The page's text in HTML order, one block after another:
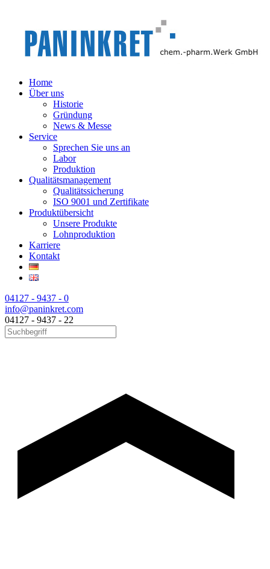
Home
Über uns
Historie
Gründung
News & Messe
Service
Sprechen Sie uns an
Labor
Produktion
Qualitätsmanagement
Qualitätssicherung
ISO 9001 und Zertifikate
Produktübersicht
Unsere Produkte
Lohnproduktion
Karriere
Kontakt
04127 - 9437 - 0
info@paninkret.com
04127 - 9437 - 22